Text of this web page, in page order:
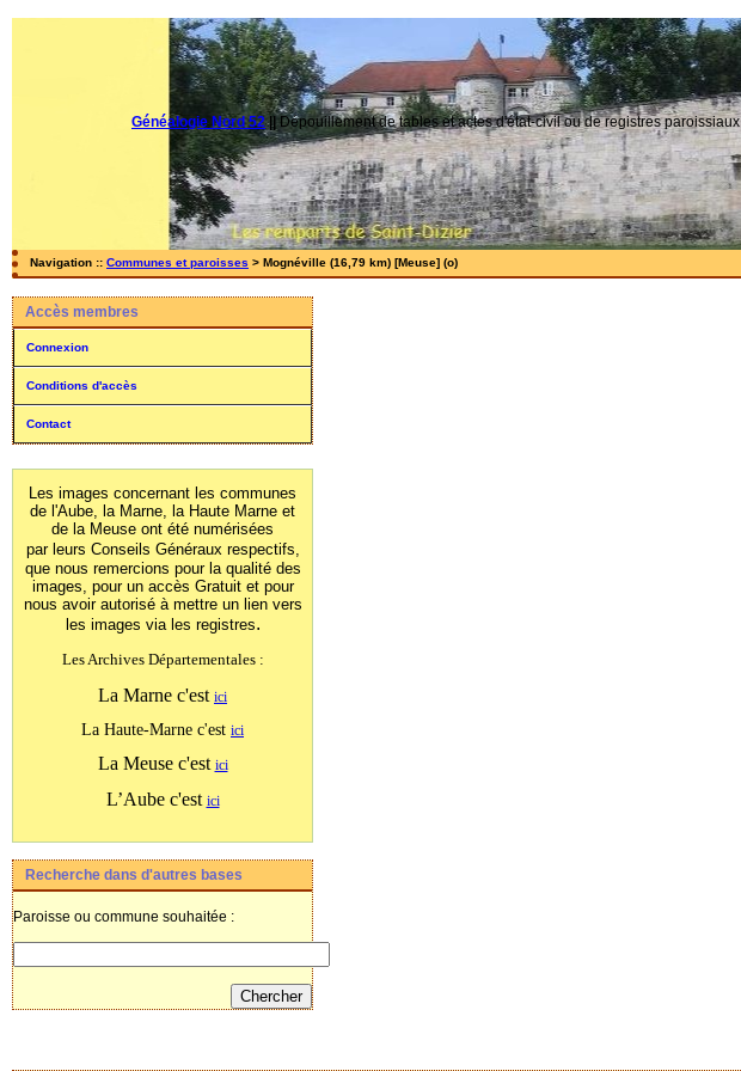
Généalogie Nord 52|| Dépouillement de tables et actes d'état-civil ou de registres paroissiaux
Navigation :: Communes et paroisses > Mognéville (16,79 km) [Meuse] (o)
Accès membres
Connexion
Conditions d'accès
Contact
Les images concernant les communes
de l'Aube, la Marne, la Haute Marne et
de la Meuse ont été numérisées
par leurs Conseils Généraux respectifs,
que nous remercions pour la qualité des
images, pour un accès Gratuit et pour
nous avoir autorisé à mettre un lien vers
les images via les registres.
Les Archives Départementales :
La Marne c'est ici
La Haute-Marne c'est ici
La Meuse c'est ici
L’Aube c'est ici
Recherche dans d'autres bases
Paroisse ou commune souhaitée :